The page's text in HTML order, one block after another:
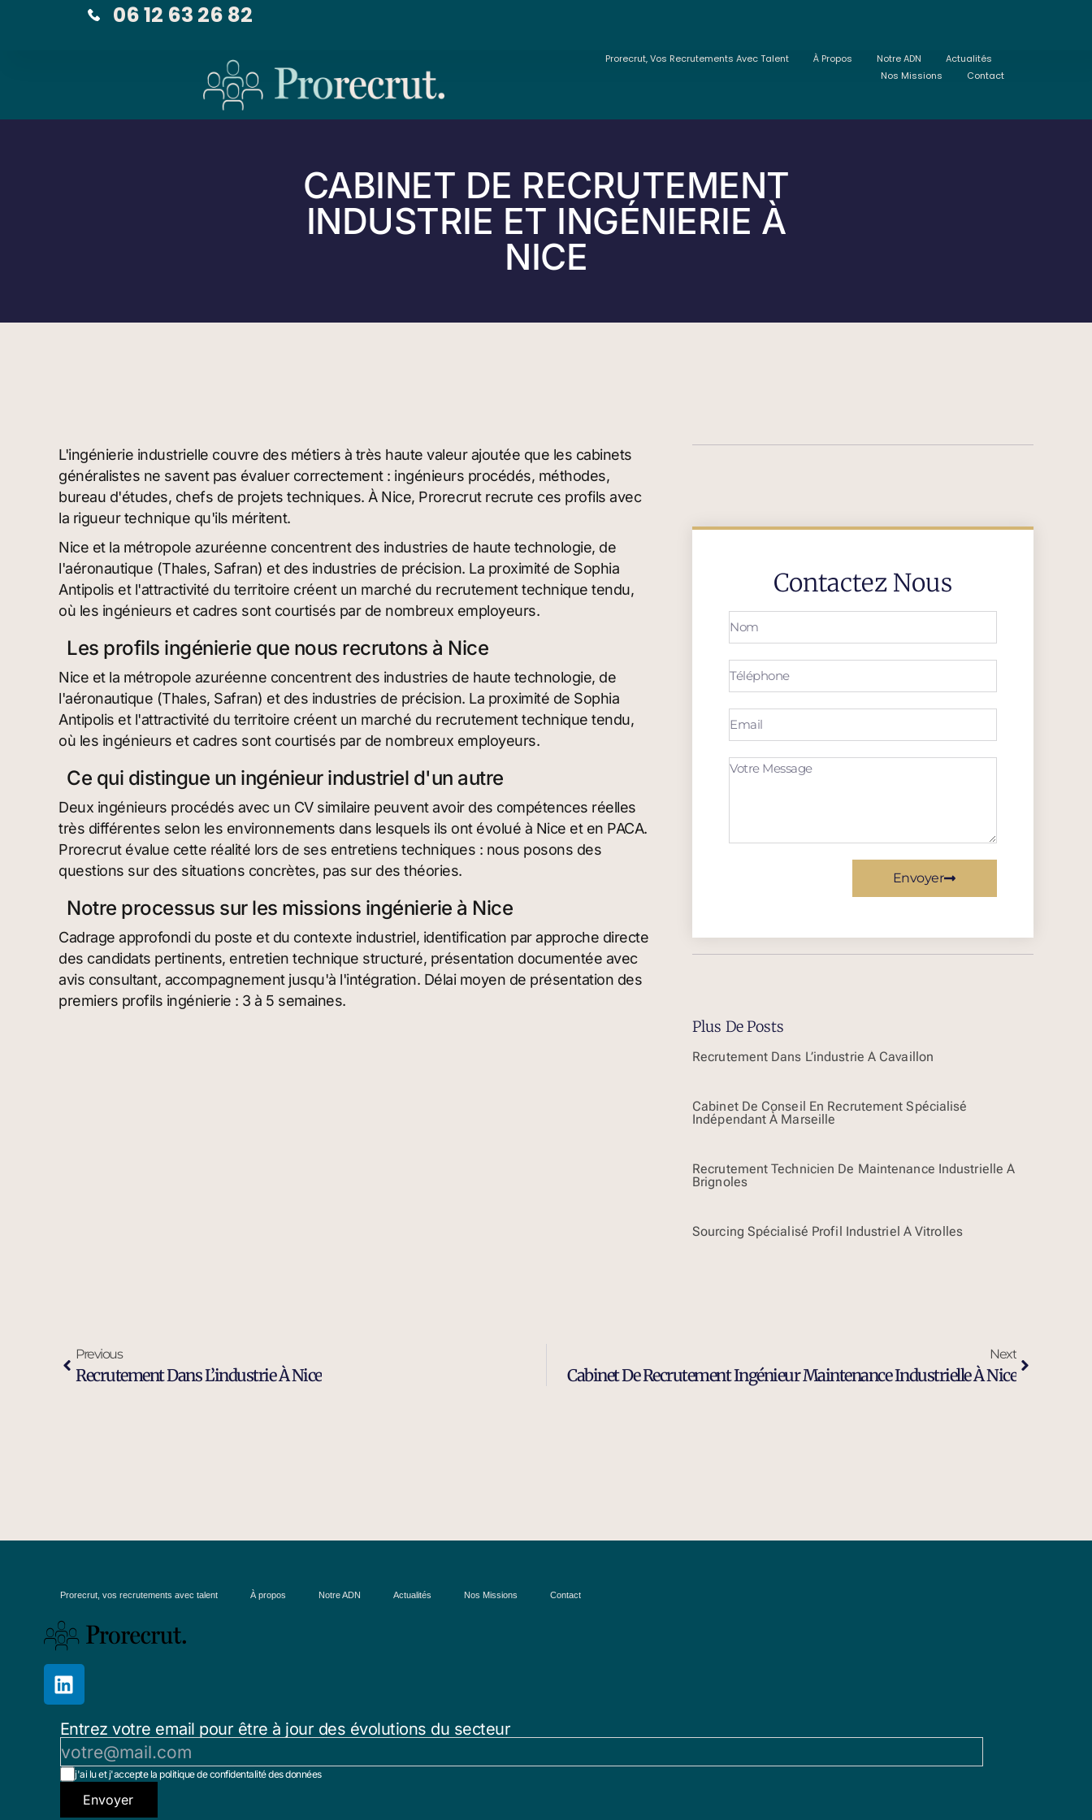
06 12 63 26 82
Prorecrut, Vos Recrutements Avec Talent À Propos Notre ADN
Actualités
Nos Missions
Contact
CABINET DE RECRUTEMENT
INDUSTRIE ET INGÉNIERIE À
NICE
L'ingénierie industrielle couvre des métiers à très haute valeur ajoutée que les cabinets
généralistes ne savent pas évaluer correctement : ingénieurs procédés, méthodes,
bureau d'études, chefs de projets techniques. À Nice, Prorecrut recrute ces profils avec
la rigueur technique qu'ils méritent.
Nice et la métropole azuréenne concentrent des industries de haute technologie, de
l'aéronautique (Thales, Safran) et des industries de précision. La proximité de Sophia
Antipolis et l'attractivité du territoire créent un marché du recrutement technique tendu,
où les ingénieurs et cadres sont courtisés par de nombreux employeurs.
Les profils ingénierie que nous recrutons à Nice
Nice et la métropole azuréenne concentrent des industries de haute technologie, de
l'aéronautique (Thales, Safran) et des industries de précision. La proximité de Sophia
Antipolis et l'attractivité du territoire créent un marché du recrutement technique tendu,
où les ingénieurs et cadres sont courtisés par de nombreux employeurs.
Ce qui distingue un ingénieur industriel d'un autre
Deux ingénieurs procédés avec un CV similaire peuvent avoir des compétences réelles
très différentes selon les environnements dans lesquels ils ont évolué à Nice et en PACA.
Prorecrut évalue cette réalité lors de ses entretiens techniques : nous posons des
questions sur des situations concrètes, pas sur des théories.
Notre processus sur les missions ingénierie à Nice
Cadrage approfondi du poste et du contexte industriel, identification par approche directe
des candidats pertinents, entretien technique structuré, présentation documentée avec
avis consultant, accompagnement jusqu'à l'intégration. Délai moyen de présentation des
premiers profils ingénierie : 3 à 5 semaines.
Contactez Nous
Envoyer
Plus De Posts
Recrutement Dans L’industrie À Cavaillon
Cabinet De Conseil En Recrutement Spécialisé
Indépendant À Marseille
Recrutement Technicien De Maintenance Industrielle À
Brignoles
Sourcing Spécialisé Profil Industriel À Vitrolles
Previous
Recrutement Dans L’industrie À Nice
Next
Cabinet De Recrutement Ingénieur Maintenance Industrielle À Nice
Prorecrut, vos recrutements avec talent À propos Notre ADN Actualités Nos Missions Contact
Entrez votre email pour être à jour des évolutions du secteur
j'ai lu et j'accepte la politique de confidentalité des données
Envoyer